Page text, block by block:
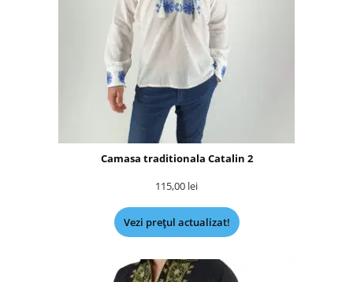
Camasa traditionala Catalin 2
115,00 lei
Vezi prețul actualizat!